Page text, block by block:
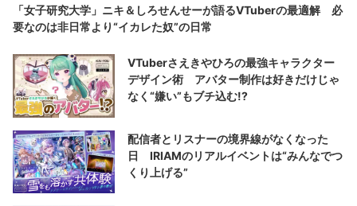
「女子研究大学」ニキ＆しろせんせーが語るVTuberの最適解 必
要なのは非日常より“イカレた奴”の日常
VTuberさえきやひろの最強キャラクター
デザイン術 アバター制作は好きだけじゃ
なく“嫌い”もブチ込む!?
配信者とリスナーの境界線がなくなった
日 IRIAMのリアルイベントは“みんなでつ
くり上げる”